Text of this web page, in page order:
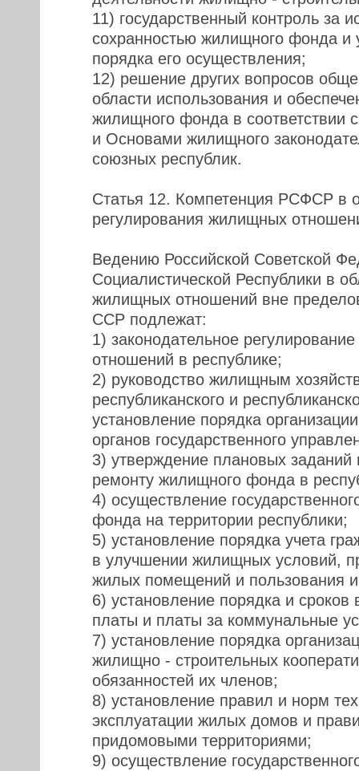
11) государственный контроль за
сохранностью жилищного фонда и
порядка его осуществления;
12) решение других вопросов
области использования и
жилищного фонда в соответствии
и Основами жилищного
союзных республик.
Статья 12. Компетенция РСФСР в
регулирования жилищных
Ведению Российской Советской
Социалистической Республики в
жилищных отношений вне
ССР подлежат:
1) законодательное
отношений в республике;
2) руководство жилищным
республиканского и
установление порядка
органов государственного
3) утверждение плановых заданий
ремонту жилищного фонда в
4) осуществление
фонда на территории республики;
5) установление порядка учета
в улучшении жилищных условий,
жилых помещений и пользования
6) установление порядка и сроков
платы и платы за коммунальные
7) установление порядка
жилищно - строительных
обязанностей их членов;
8) установление правил и норм
эксплуатации жилых домов и
придомовыми территориями;
9) осуществление